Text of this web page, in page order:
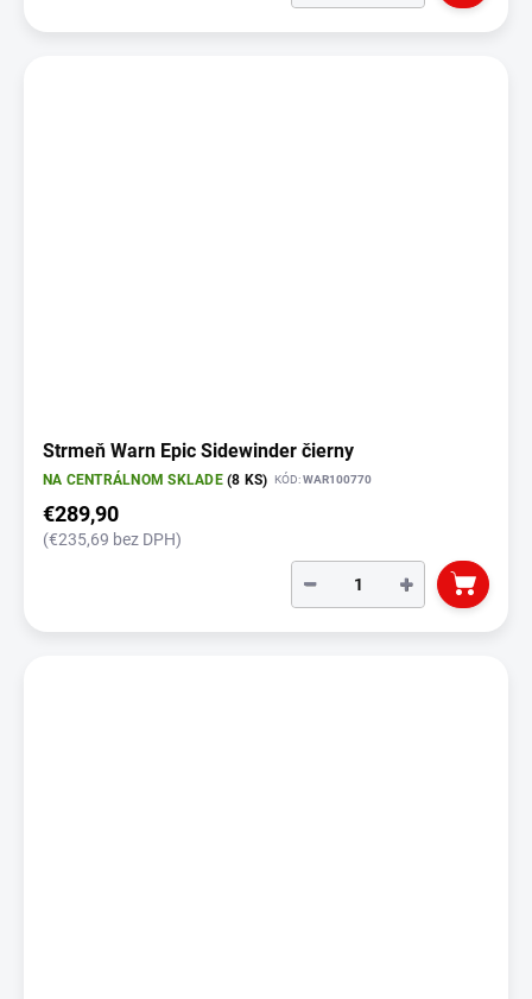
Strmeň Warn Epic Sidewinder čierny
NA CENTRÁLNOM SKLADE(8 KS) KÓD:WAR100770
€289,90
(€235,69 bez DPH)
+
−